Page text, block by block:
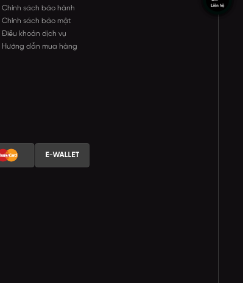
Chính sách bảo hành
Chính sách bảo mật
Điều khoản dịch vụ
Hướng dẫn mua hàng